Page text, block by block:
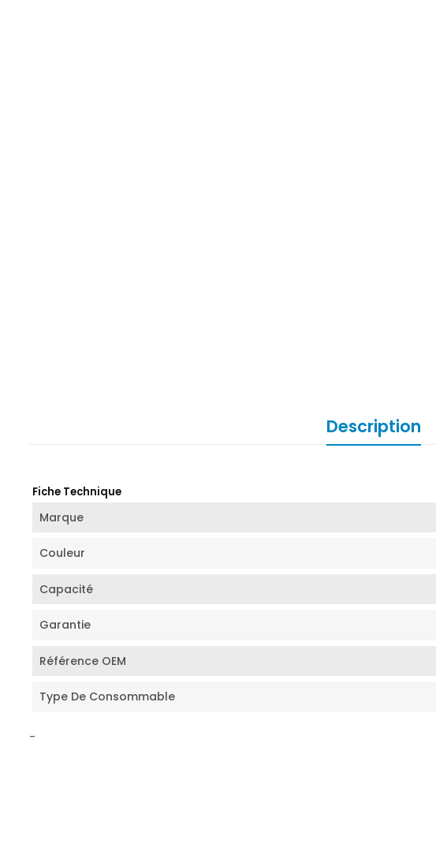
Description
Fiche Technique
Marque
Couleur
Capacité
Garantie
Référence OEM
Type De Consommable
-